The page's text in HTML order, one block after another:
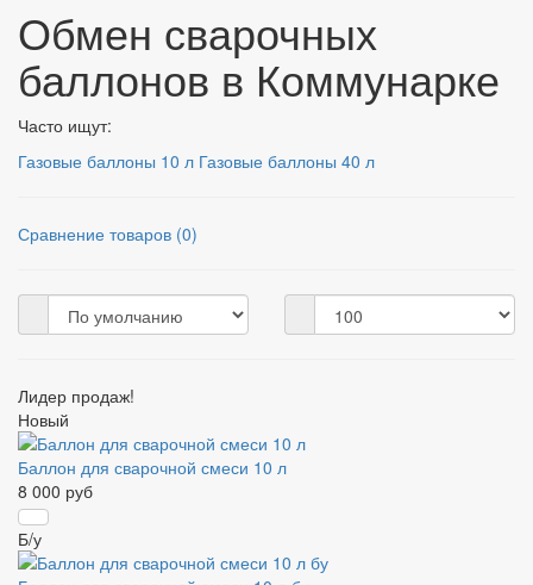
Обмен сварочных
баллонов в Коммунарке
Часто ищут:
Газовые баллоны 10 л Газовые баллоны 40 л
Сравнение товаров (0)
Лидер продаж!
Новый
Баллон для сварочной смеси 10 л
8 000 руб
Б/у